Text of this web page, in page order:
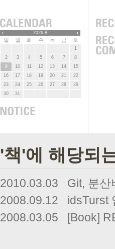
2026.8
일 월 화 수 목 금 토
1
2
3 4 5 6 7
8
9
10 11 12 13 14
15
16
17 18 19 20 21
22
23
24 25 26 27 28
29
30
31
'책'에 해당되
2010.03.03
Git, 분산
2008.09.12
idsTurst
2008.03.05
[Book]